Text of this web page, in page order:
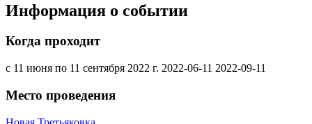
Информация о событии
Когда проходит
с 11 июня по 11 сентября 2022 г. 2022-06-11 2022-09-11
Место проведения